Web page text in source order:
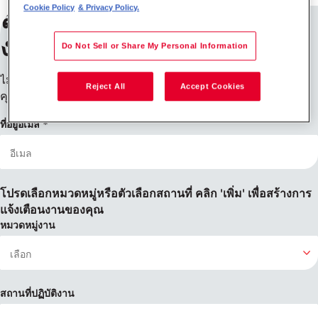
ลงทะเบียนรับการแจ้งเตือน
งาน
ไม่พบสิ่งที่คุณกำลังมองหาใช่ไหม ลงทะเบียนแล้วเราจะแจ้งให้
คุณทราบเมื่อมีตำแหน่งงานว่าง
ที่อยู่อีเมล
โปรดเลือกหมวดหมู่หรือตัวเลือกสถานที่ คลิก 'เพิ่ม' เพื่อสร้างการ
แจ้งเตือนงานของคุณ
หมวดหมู่งาน
สถานที่ปฏิบัติงาน
Cookie Policy & Privacy Policy.
Do Not Sell or Share My Personal Information
Reject All Accept Cookies